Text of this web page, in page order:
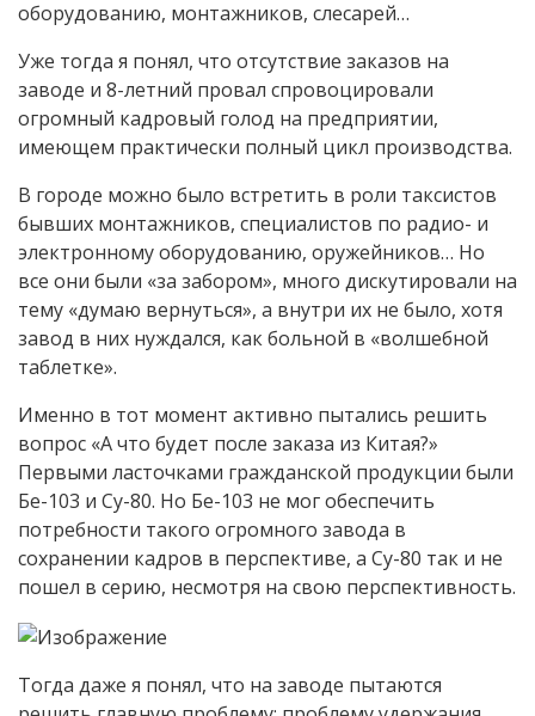
оборудованию, монтажников, слесарей…
Уже тогда я понял, что отсутствие заказов на
заводе и 8-летний провал спровоцировали
огромный кадровый голод на предприятии,
имеющем практически полный цикл производства.
В городе можно было встретить в роли таксистов
бывших монтажников, специалистов по радио- и
электронному оборудованию, оружейников… Но
все они были «за забором», много дискутировали на
тему «думаю вернуться», а внутри их не было, хотя
завод в них нуждался, как больной в «волшебной
таблетке».
Именно в тот момент активно пытались решить
вопрос «А что будет после заказа из Китая?»
Первыми ласточками гражданской продукции были
Бе-103 и Су-80. Но Бе-103 не мог обеспечить
потребности такого огромного завода в
сохранении кадров в перспективе, а Су-80 так и не
пошел в серию, несмотря на свою перспективность.
Тогда даже я понял, что на заводе пытаются